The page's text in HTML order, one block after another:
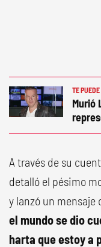
TE
Murió
A través de su
detalló el pésimo
y lanzó un
el mundo se dio
harta que estoy a